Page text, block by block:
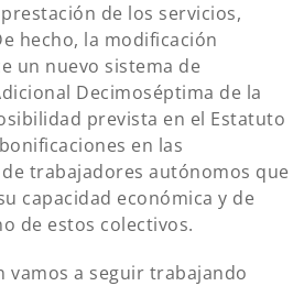
de los servicios,
hecho, la modificación
un nuevo sistema de
Decimoséptima de la
prevista en el Estatuto
en las
trabajadores autónomos que
capacidad económica y de
de estos colectivos.
vamos a seguir trabajando